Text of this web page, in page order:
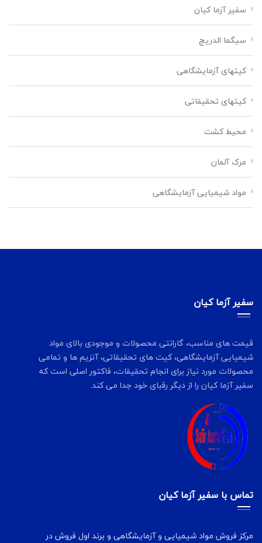
سفیر آزما کیان
سیگما الدریچ
کیتهای آزمایشگاهی
کیتهای تحقیقاتی
محیط کشت
مرک آلمان
مواد شیمیایی آزمایشگاهی
سفیر آزما کیان
قیمت های مناسب، گارانتی محصولات و موجودی بالای مواد
شیمیایی آزمایشگاهی، کیت های تحقیقاتی، آنزیم ها و تمامی
محصولات مورد نیاز برای انجام تحقیقات، فاکتور اصلی است که
سفیر آزما کیان را از دیگر رقبای خود جدا می کند.
تماس با سفیر آزما کیان
مرکز فروش مواد شیمیایی و آزمایشگاهی و برند اول فروش در